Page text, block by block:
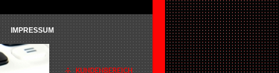
IMPRESSUM